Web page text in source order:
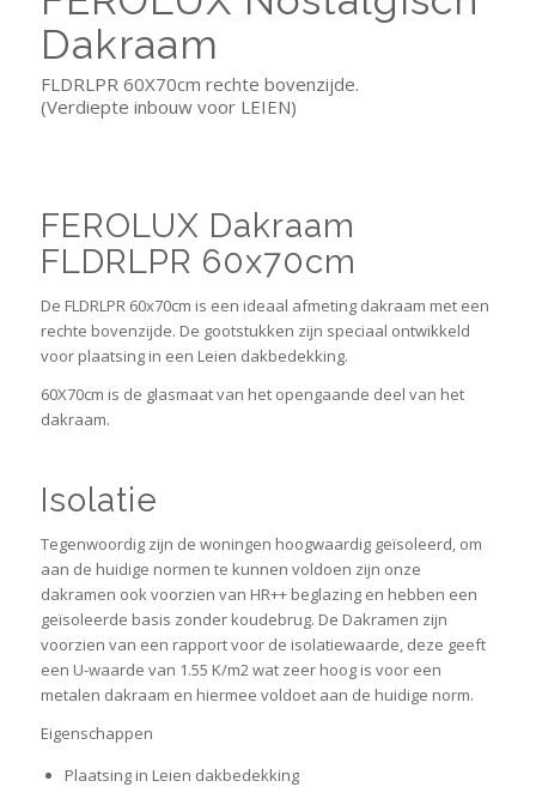
Dakraam
FLDRLPR 60X70cm rechte bovenzijde.
(Verdiepte inbouw voor LEIEN)
FEROLUX Dakraam
FLDRLPR 60x70cm
De FLDRLPR 60x70cm is een ideaal afmeting dakraam met een
rechte bovenzijde. De gootstukken zijn speciaal ontwikkeld
voor plaatsing in een Leien dakbedekking.
60X70cm is de glasmaat van het opengaande deel van het
dakraam.
Isolatie
Tegenwoordig zijn de woningen hoogwaardig geïsoleerd, om
aan de huidige normen te kunnen voldoen zijn onze
dakramen ook voorzien van HR++ beglazing en hebben een
geïsoleerde basis zonder koudebrug. De Dakramen zijn
voorzien van een rapport voor de isolatiewaarde, deze geeft
een U-waarde van 1.55 K/m2 wat zeer hoog is voor een
metalen dakraam en hiermee voldoet aan de huidige norm.
Eigenschappen
Plaatsing in Leien dakbedekking